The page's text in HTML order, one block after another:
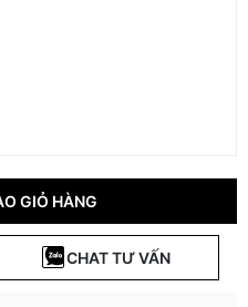
GIỎ HÀNG
CHAT TƯ VẤN